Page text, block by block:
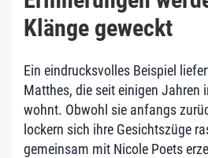
Klänge geweckt
Ein eindrucksvolles Beispiel
Matthes, die seit einigen Jahren
wohnt. Obwohl sie anfangs
lockern sich ihre Gesichtszüge
gemeinsam mit Nicole Poets